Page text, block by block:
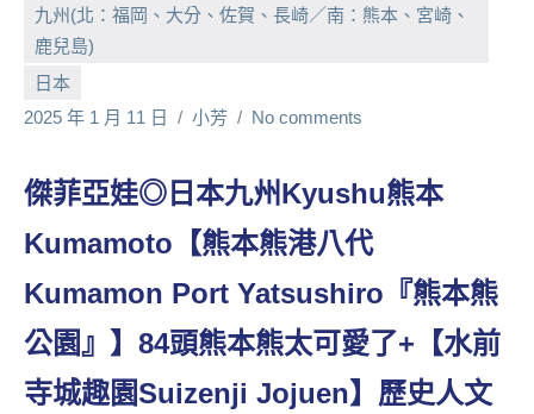
節
目
來
News
金
探
節
班
底、
外
九州(北：福岡、大分、佐賀、長崎／南：熊本、宮崎、
鹿兒島)
日本
2025 年 1 月 11 日
小芳 No comments
傑菲亞娃◎日本九州Kyushu熊本
Kumamoto【熊本熊港八代
Kumamon Port Yatsushiro『熊本熊
公園』】84頭熊本熊太可愛了+【水前
寺城趣園Suizenji Jojuen】歷史人文